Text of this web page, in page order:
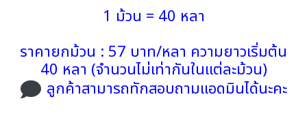
1 ม้วน = 40 หลา
ราคายกม้วน : 57 บาท/หลา ความยาวเริ่มต้น
40 หลา (จำนวนไม่เท่ากันในแต่ละม้วน)
ลูกค้าสามารถทักสอบถามแอดมินได้นะคะ